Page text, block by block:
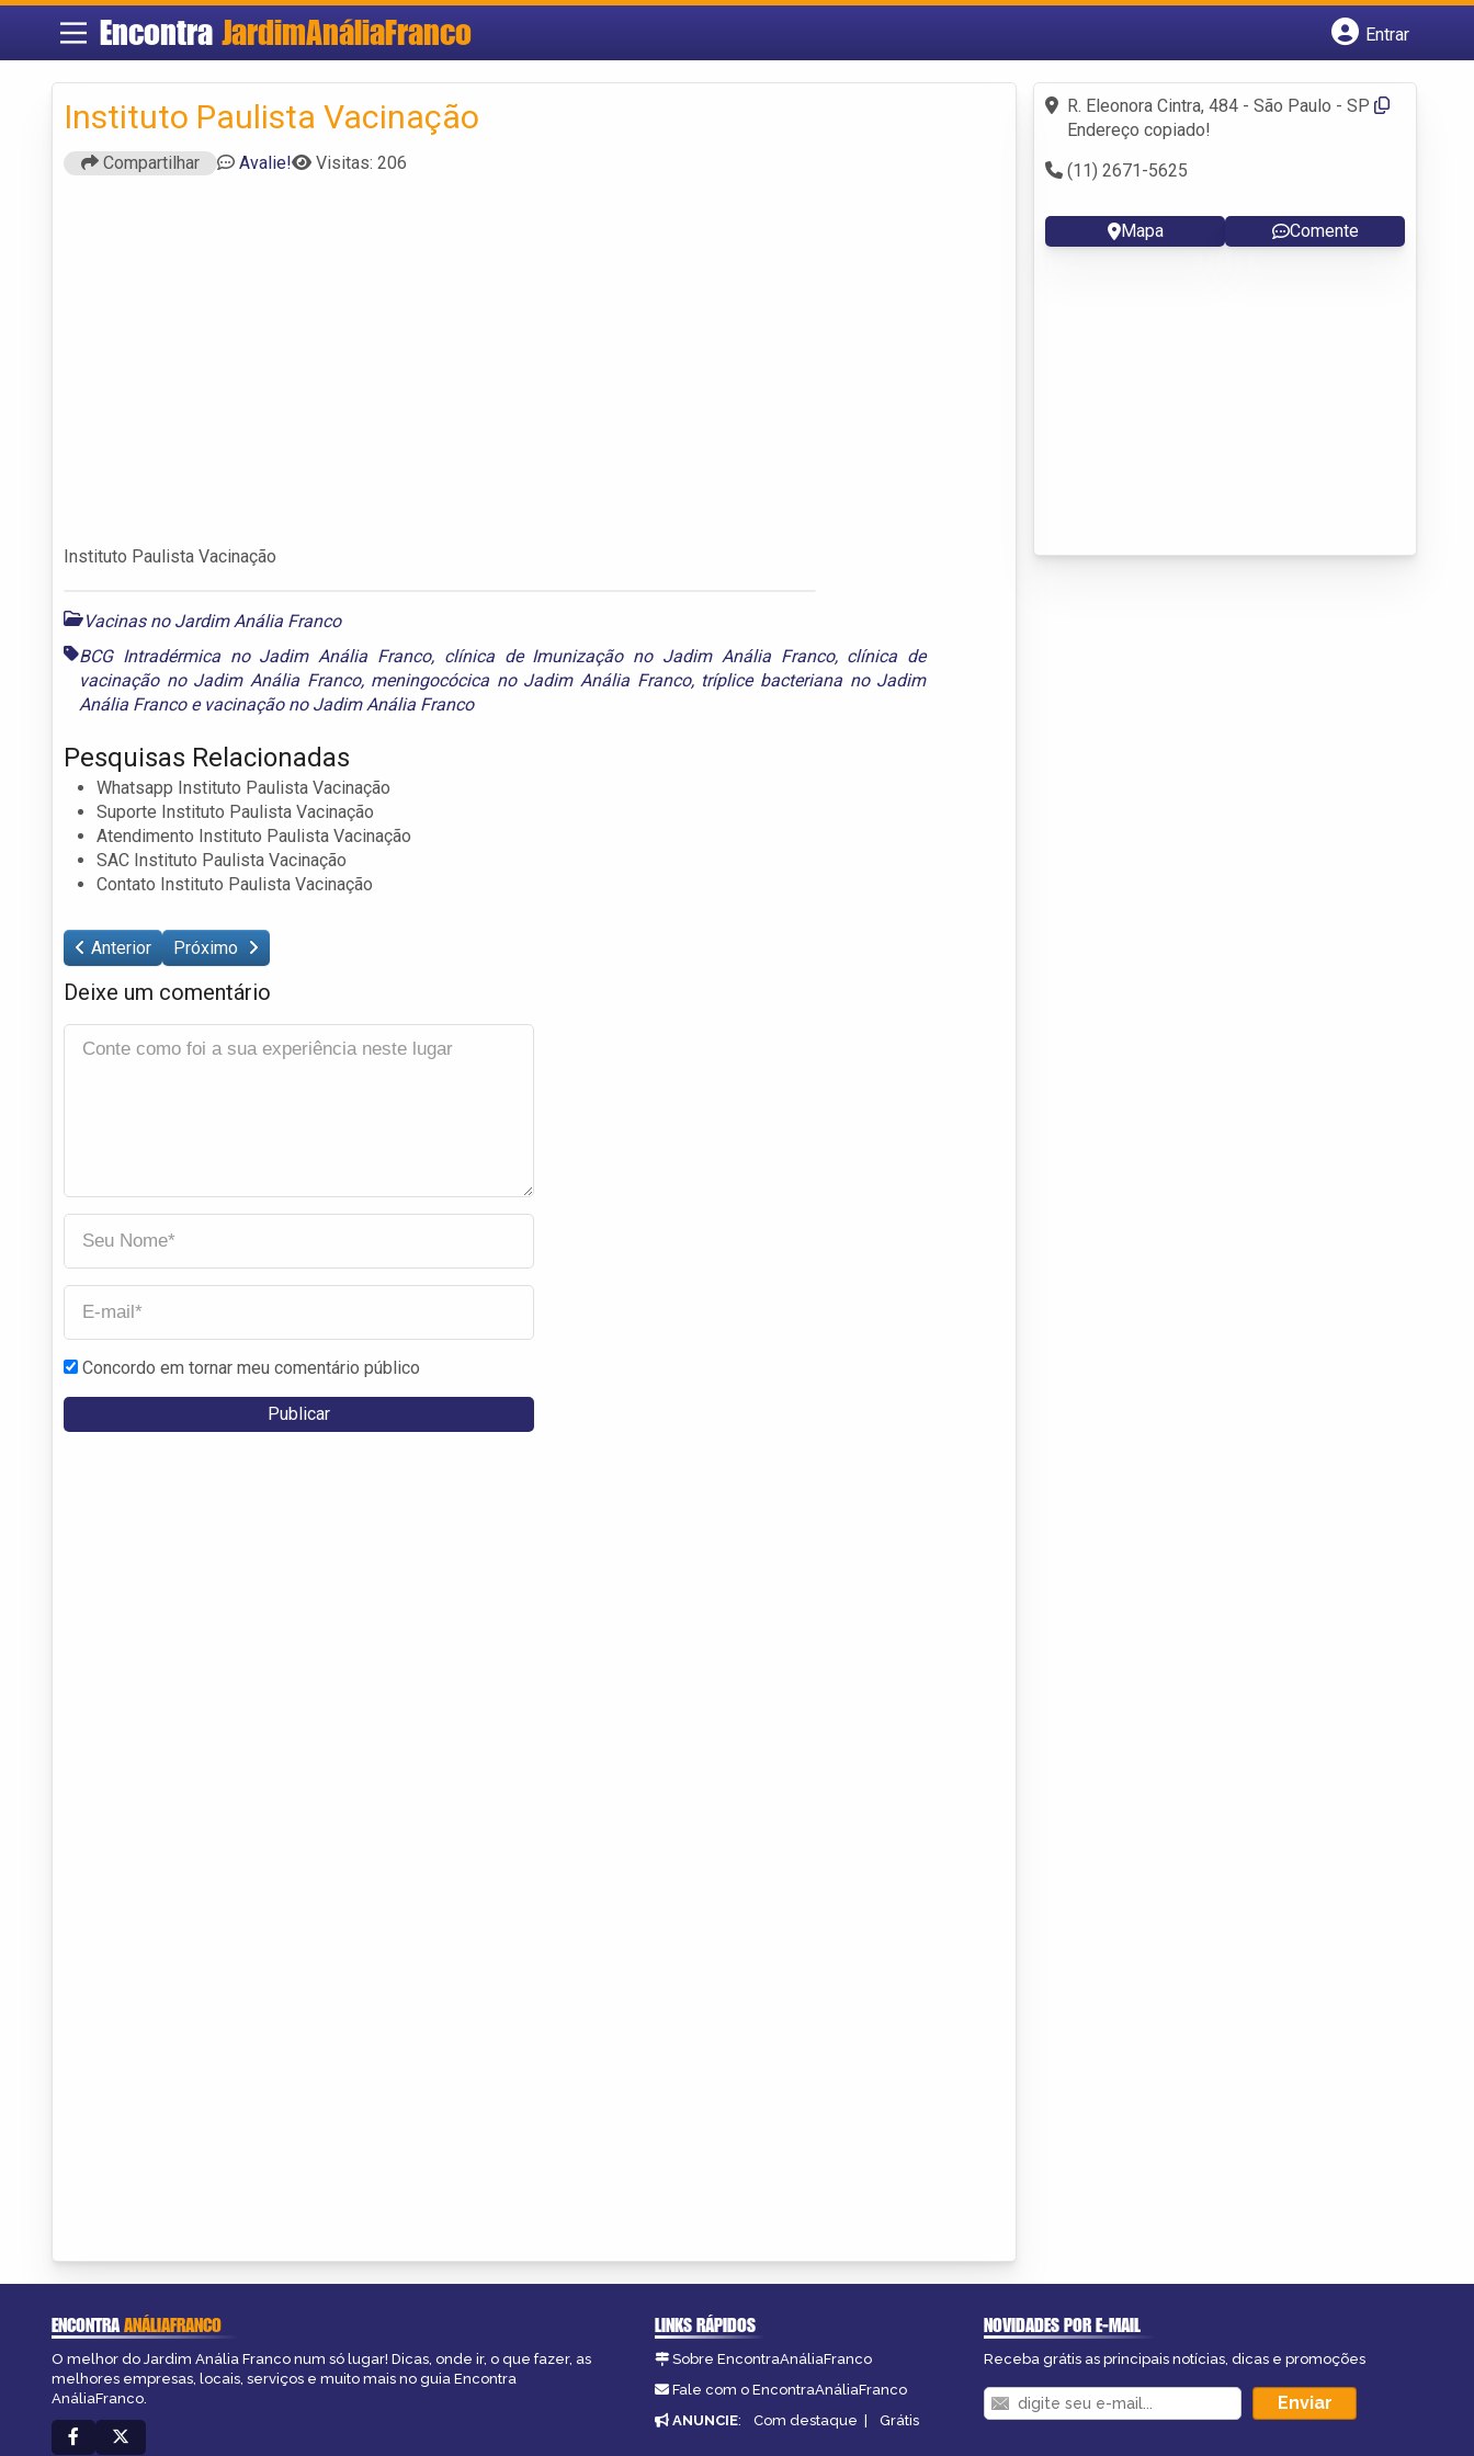
Encontra JardimAnáliaFranco
Entrar
Fazer login
Criar conta
Instituto Paulista Vacinação
Compartilhar Avalie! Visitas: 206
Instituto Paulista Vacinação
Vacinas no Jardim Anália Franco
BCG Intradérmica no Jadim Anália Franco, clínica de Imunização no Jadim Anália Franco, clínica de
vacinação no Jadim Anália Franco, meningocócica no Jadim Anália Franco, tríplice bacteriana no Jadim
Anália Francoe vacinação no Jadim Anália Franco
Pesquisas Relacionadas
Whatsapp Instituto Paulista Vacinação
Suporte Instituto Paulista Vacinação
Atendimento Instituto Paulista Vacinação
SAC Instituto Paulista Vacinação
Contato Instituto Paulista Vacinação
Anterior Próximo
Deixe um comentário
Concordo em tornar meu comentário público
R. Eleonora Cintra, 484 - São Paulo - SP
Endereço copiado!
(11) 2671-5625
Mapa Comente
ENCONTRAANÁLIAFRANCO
O melhor do Jardim Anália Franco num só lugar! Dicas, onde ir, o que fazer, as
melhores empresas, locais, serviços e muito mais no guia Encontra
AnáliaFranco.
LINKS RÁPIDOS
Sobre EncontraAnáliaFranco
Fale com o EncontraAnáliaFranco
ANUNCIE: Com destaque | Grátis
NOVIDADES POR E-MAIL
Receba grátis as principais notícias, dicas e promoções